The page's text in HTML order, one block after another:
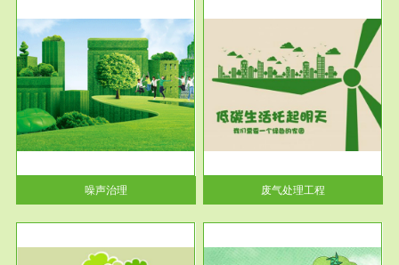
噪声治理
服务范围
废气处理工程
废气处理工程